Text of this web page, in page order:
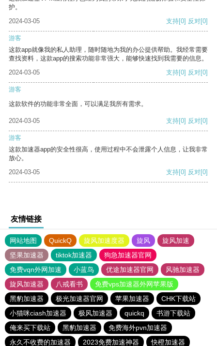
护。
2024-03-05
支持[0] 反对[0]
游客
这款app就像我的私人助理，随时随地为我的办公提供帮助。我经常需要
查找资料，这款app的搜索功能非常强大，能够快速找到我需要的信息。
2024-03-05
支持[0] 反对[0]
游客
这款软件的功能非常全面，可以满足我所有需求。
2024-03-05 支持[0] 反对[0]
游客
这款加速器app的安全性很高，使用过程中不会泄露个人信息，让我非常
放心。
2024-03-05
支持[0] 反对[0]
友情链接
网站地图 QuickQ 旋风加速度器 旋风
旋风加速
坚果加速器
tiktok加速器
狗急加速器官网
免费vqn外网加速
小蓝鸟 优途加速器官网
风驰加速器
旋风加速器
八戒看书
免费vps加速器外网苹果版
黑豹加速器
极光加速器官网 苹果加速器
CHK下载站
小猫咪ciash加速器
极风加速器 quickq
书游下载站
俺来买下载站
黑豹加速器
免费海外pvn加速器
永久不收费的加速器
2023免费加速神器 快橙加速器